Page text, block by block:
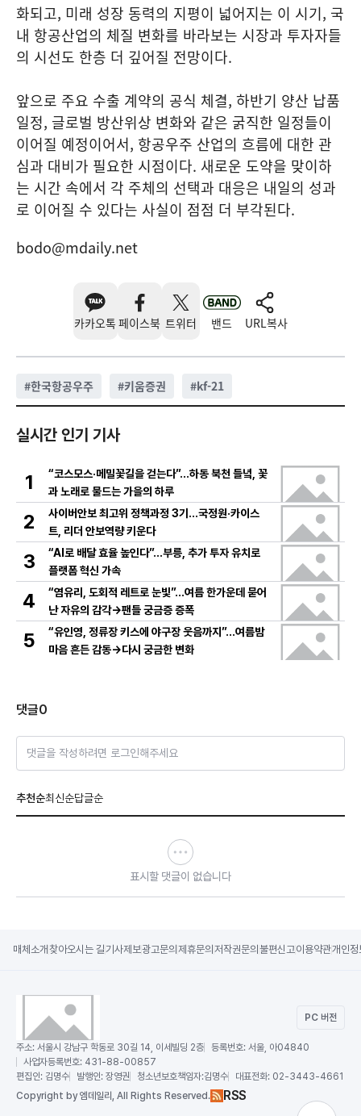
화되고, 미래 성장 동력의 지평이 넓어지는 이 시기, 국
내 항공산업의 체질 변화를 바라보는 시장과 투자자들
의 시선도 한층 더 깊어질 전망이다.
앞으로 주요 수출 계약의 공식 체결, 하반기 양산 납품
일정, 글로벌 방산위상 변화와 같은 굵직한 일정들이
이어질 예정이어서, 항공우주 산업의 흐름에 대한 관
심과 대비가 필요한 시점이다. 새로운 도약을 맞이하
는 시간 속에서 각 주체의 선택과 대응은 내일의 성과
로 이어질 수 있다는 사실이 점점 더 부각된다.
bodo@mdaily.net
카카오톡 페이스북 트위터 밴드 URL복사
#한국항공우주 #키움증권 #kf-21
실시간 인기 기사
1
“코스모스·메밀꽃길을 걷는다”…하동 북천 들녘, 꽃
과 노래로 물드는 가을의 하루
2
사이버안보 최고위 정책과정 3기…국정원·카이스
트, 리더 안보역량 키운다
3
“AI로 배달 효율 높인다”…부릉, 추가 투자 유치로
플랫폼 혁신 가속
4
“염유리, 도회적 레트로 눈빛”…여름 한가운데 묻어
난 자유의 감각→팬들 궁금증 증폭
5
“유인영, 정류장 키스에 야구장 웃음까지”…여름밤
마음 흔든 감동→다시 궁금한 변화
댓글0
댓글을 작성하려면 로그인해주세요
추천순최신순답글순
표시할 댓글이 없습니다
매체소개 찾아오시는 길기사제보광고문의 제휴문의 저작권문의 불편신고이용약관개인정
PC 버전
주소: 서울시 강남구 학동로 30길 14, 이세빌딩 2층 등록번호: 서울, 아04840
사업자등록번호: 431-88-00857
편집인: 김명수 발행인: 장영권 청소년보호책임자:김명수 대표전화: 02-3443-4661
Copyright by 엠데일리, All Rights Reserved. RSS